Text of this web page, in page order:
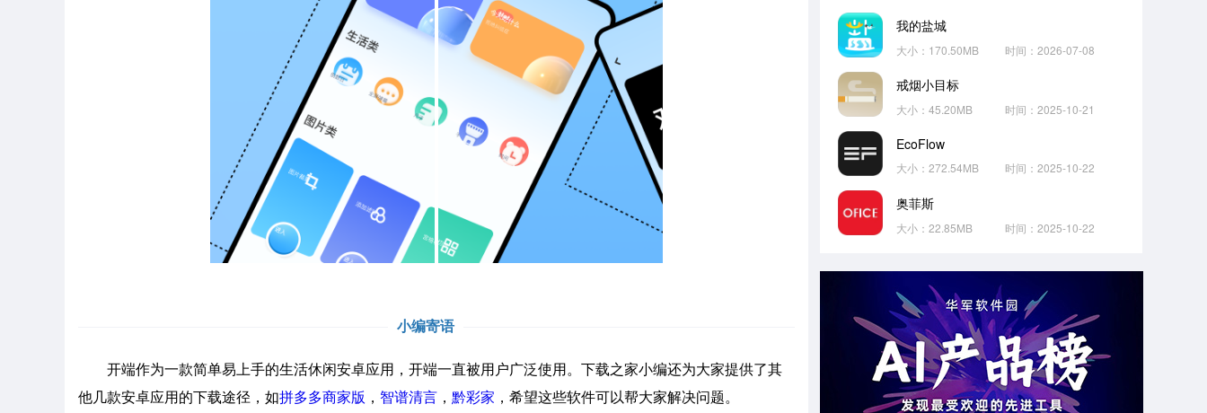
小编寄语
开端作为一款简单易上手的生活休闲安卓应用，开端一直被用户广泛使用。下载之家小编还为大家提供了其
他几款安卓应用的下载途径，如拼多多商家版 ， 智谱清言 ， 黔彩家 ，希望这些软件可以帮大家解决问题。
我的盐城
大小：170.50MB 时间：2026-07-08
戒烟小目标
大小：45.20MB 时间：2025-10-21
EcoFlow
大小：272.54MB 时间：2025-10-22
奥菲斯
大小：22.85MB 时间：2025-10-22